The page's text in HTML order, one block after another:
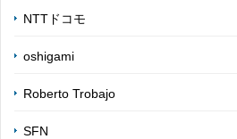
NTTドコモ
oshigami
Roberto Trobajo
SFN